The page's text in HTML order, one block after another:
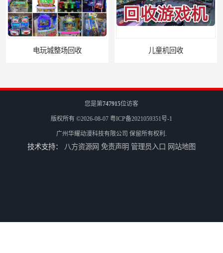
儿童机回收 二手游戏机回收
您是第747915位访客
版权所有 ©2026-08-07 粤ICP备2021059351号-1
广州华耀动漫科技有限公司 保留所有权利.
技术支持： 八方资源网 免责声明 管理员入口 网站地图